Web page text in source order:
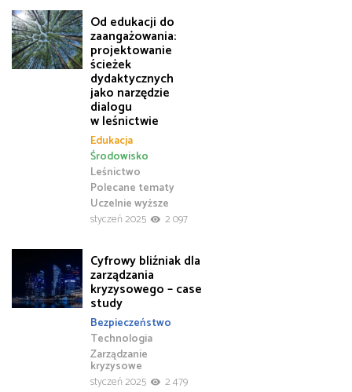
Od edukacji do
zaangażowania:
projektowanie
ścieżek
dydaktycznych
jako narzędzie
dialogu
w leśnictwie
Edukacja
Leśnictwo
Polecane tematy
Środowisko
Uczelnie wyższe
styczeń 2025
2 097
Cyfrowy bliźniak dla
zarządzania
kryzysowego – case
study
Bezpieczeństwo
Technologia
Zarządzanie
kryzysowe
styczeń 2025
2 479